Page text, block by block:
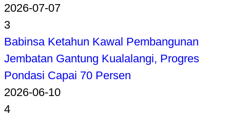
2026-07-07
3
Babinsa Ketahun Kawal Pembangunan
Jembatan Gantung Kualalangi, Progres
Pondasi Capai 70 Persen
2026-06-10
4